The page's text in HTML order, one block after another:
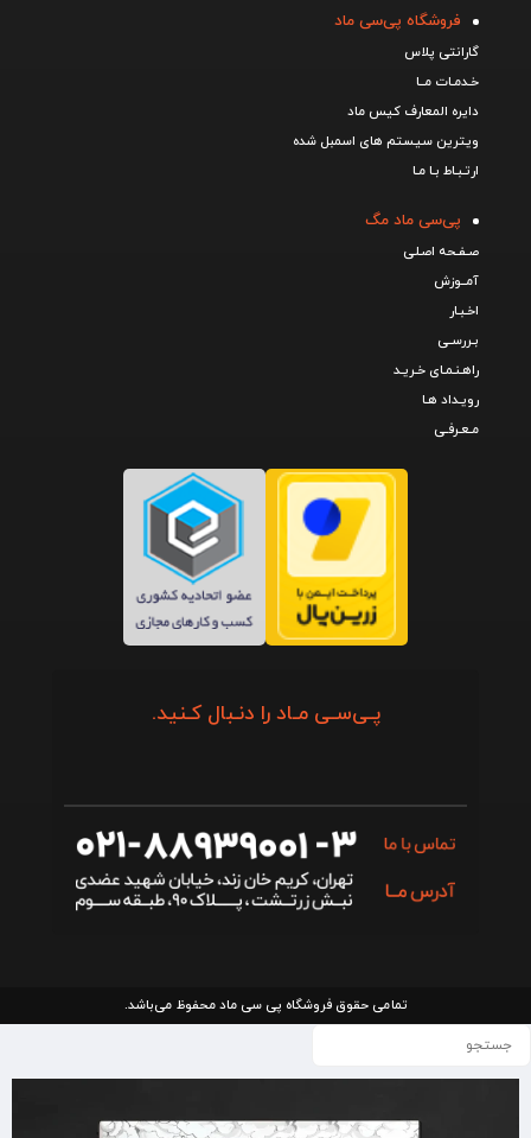
فروشگاه پی‌سی ماد
گارانتی پلاس
خـدمـات مــا
دایره المعارف کیس ماد
ویترین سیستم های اسمبل شده
ارتـبـاط بـا مـا
پی‌سی ماد مگ
صـفـحه اصـلی
آمــوزش
اخـبـار
بـررسـی
راهـنـمـای خـریـد
رویـداد هـا
مـعـرفـی
پـی‌سـی مـاد را دنـبال کـنید.
تمامی حقوق فروشگاه پی سی ماد محفوظ می‌باشد.